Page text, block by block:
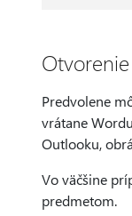
Predvolene
vrátane
Outlooku,
Vo väčšine
predmetom.